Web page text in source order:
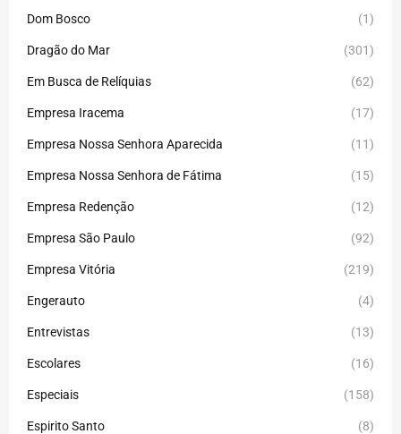
Dom Bosco (1)
Dragão do Mar (301)
Em Busca de Relíquias (62)
Empresa Iracema (17)
Empresa Nossa Senhora Aparecida (11)
Empresa Nossa Senhora de Fátima (15)
Empresa Redenção (12)
Empresa São Paulo (92)
Empresa Vitória (219)
Engerauto (4)
Entrevistas (13)
Escolares (16)
Especiais (158)
Espirito Santo (8)